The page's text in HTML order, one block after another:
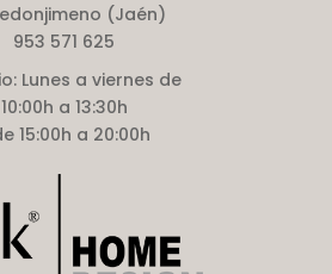
(Jaén)
953 571 625
Lunes a viernes de
10:00h a 13:30h
15:00h a 20:00h